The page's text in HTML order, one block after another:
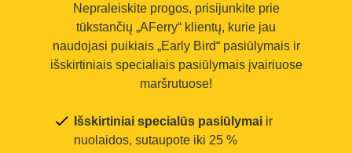
Nepraleiskite progos, prisijunkite prie
tūkstančių „AFerry“ klientų, kurie jau
naudojasi puikiais „Early Bird“ pasiūlymais ir
išskirtiniais specialiais pasiūlymais įvairiuose
maršrutuose!
Išskirtiniai specialūs pasiūlymai ir
nuolaidos, sutaupote iki 25 %